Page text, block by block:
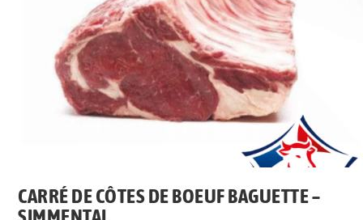
CARRÉ DE CÔTES DE BOEUF BAGUETTE –